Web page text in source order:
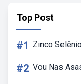
Top Post
#1 Zinco
#2 Vou Nas